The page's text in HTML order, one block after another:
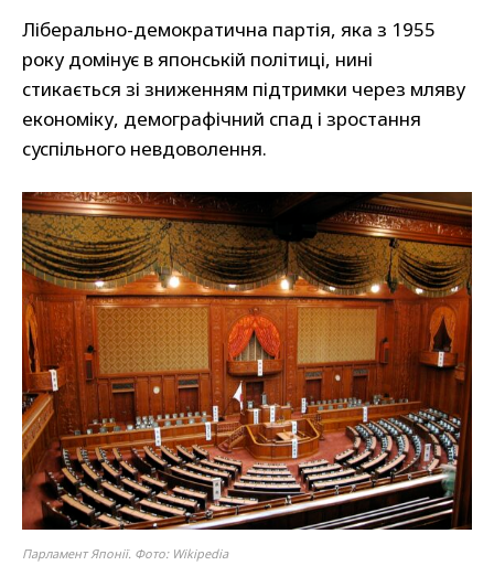
Ліберально-демократична партія, яка з 1955
року домінує в японській політиці, нині
стикається зі зниженням підтримки через мляву
економіку, демографічний спад і зростання
суспільного невдоволення.
Парламент Японії. Фото: Wikipedia